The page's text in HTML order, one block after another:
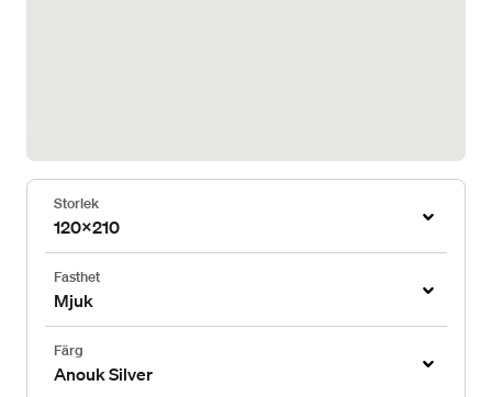
Storlek
120x210
Fasthet
Mjuk
Färg
Anouk Silver